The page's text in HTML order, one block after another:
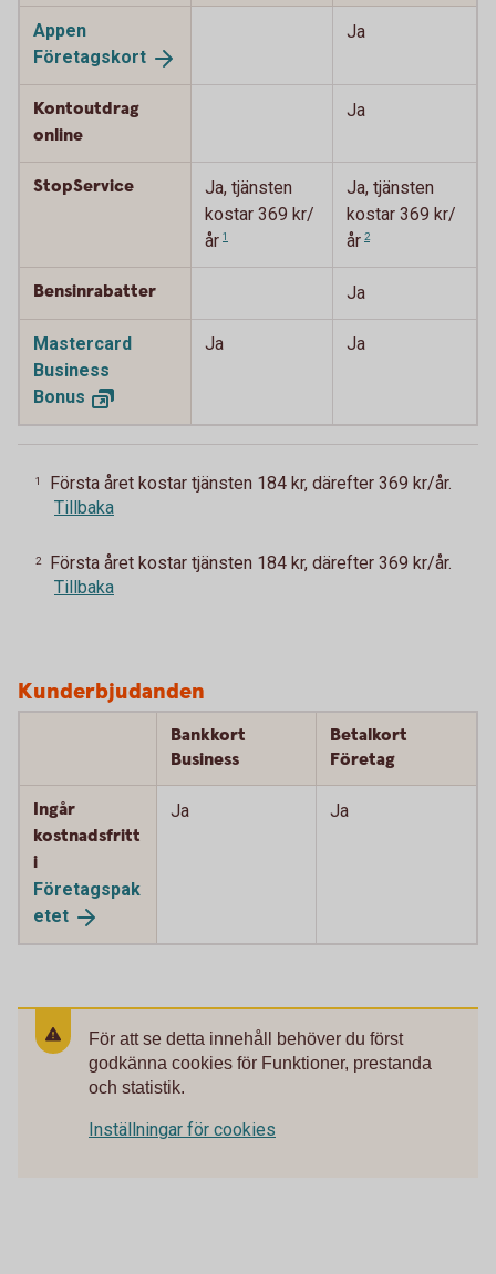
Appen
Företagskort
Ja
Kontoutdrag
online
Ja
StopService
Ja, tjänsten
kostar 369 kr/
år 1
Ja, tjänsten
kostar 369 kr/
år 2
Bensinrabatter Ja
Mastercard
Business
Bonus
Ja Ja
1
Första året kostar tjänsten 184 kr, därefter 369 kr/år.
Tillbaka
2
Första året kostar tjänsten 184 kr, därefter 369 kr/år.
Tillbaka
Kunderbjudanden
Bankkort
Business
Betalkort
Företag
Ingår
kostnadsfritt
i
Företagspak
etet
Ja Ja
För att se detta innehåll behöver du först
godkänna cookies för Funktioner, prestanda
och statistik.
Inställningar för cookies